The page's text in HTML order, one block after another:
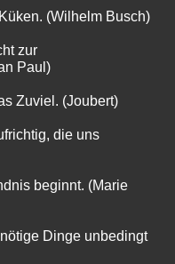
(Wilhelm Busch)
zur
Paul)
Zuviel. (Joubert)
die uns
beginnt. (Marie
Dinge unbedingt